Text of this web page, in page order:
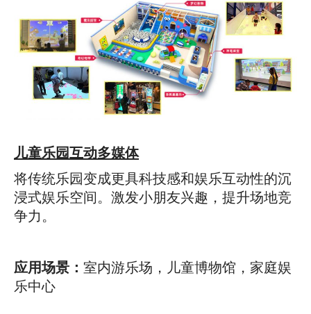
儿童乐园互动多媒体
将传统乐园变成更具科技感和娱乐互动性的沉
浸式娱乐空间。激发小朋友兴趣，提升场地竞
争力。
应用场景： 室内游乐场，儿童博物馆，家庭娱
乐中心